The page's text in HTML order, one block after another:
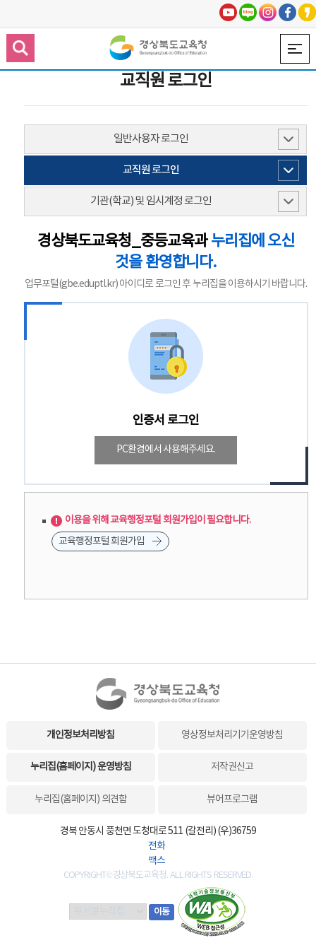
교직원 로그인
일반사용자 로그인
교직원 로그인
기관(학교) 및 임시계정 로그인
경상북도교육청_중등교육과누리집에 오신
것을 환영합니다.
업무포털(gbe.eduptl.kr) 아이디로 로그인 후 누리집을 이용하시기 바랍니다.
인증서 로그인
PC환경에서 사용해주세요.
이용을 위해 교육행정포털 회원가입이 필요합니다.
교육행정포털 회원가입
개인정보처리방침 영상정보처리기기운영방침
누리집(홈페이지) 운영방침 저작권신고
누리집(홈페이지) 의견함 뷰어프로그램
경북 안동시 풍천면 도청대로 511 (갈전리) (우)36759
전화
팩스
COPYRIGHT©경상북도교육청. ALL RIGHTS RESERVED.
이동